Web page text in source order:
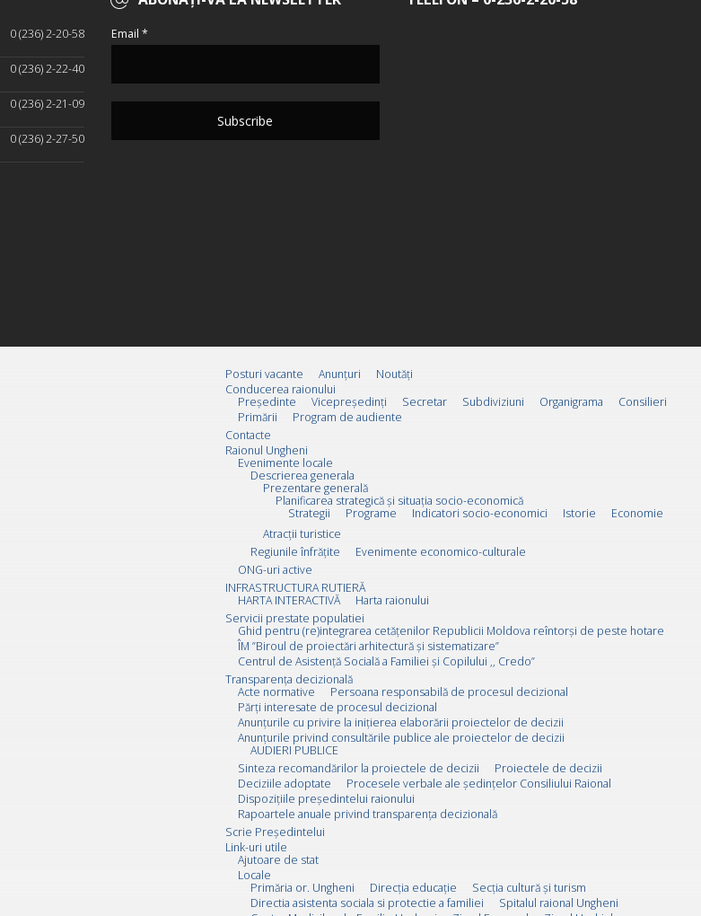
0 (236) 2-20-58
0 (236) 2-22-40
0 (236) 2-21-09
0 (236) 2-27-50
Email *
Posturi vacante Anunțuri
Noutăți
Conducerea raionului
Preşedinte
Vicepreşedinţi Secretar Subdiviziuni Organigrama
Consilieri
Primării
Program de audiente
Contacte
Raionul Ungheni
Evenimente locale
Descrierea generala
Prezentare generală
Planificarea strategică și situația socio-economică
Strategii
Programe Indicatori socio-economici Istorie
Economie
Atracții turistice
Regiunile înfrățite
Evenimente economico-culturale
ONG-uri active
INFRASTRUCTURA RUTIERĂ
HARTA INTERACTIVĂ
Harta raionului
Servicii prestate populatiei
Ghid pentru (re)integrarea cetățenilor Republicii Moldova reîntorși de peste hotare
ÎM ”Biroul de proiectări arhitectură și sistematizare”
Centrul de Asistență Socială a Familiei și Copilului ,, Credo”
Transparența decizională
Acte normative
Persoana responsabilă de procesul decizional
Părți interesate de procesul decizional
Anunțurile cu privire la inițierea elaborării proiectelor de decizii
Anunțurile privind consultările publice ale proiectelor de decizii
AUDIERI PUBLICE
Sinteza recomandărilor la proiectele de decizii
Proiectele de decizii
Deciziile adoptate
Procesele verbale ale ședințelor Consiliului Raional
Dispozițiile președintelui raionului
Rapoartele anuale privind transparența decizională
Scrie Preşedintelui
Link-uri utile
Ajutoare de stat
Locale
Primăria or. Ungheni
Direcția educație
Secția cultură și turism
Directia asistenta sociala si protectie a familiei
Spitalul raional Ungheni